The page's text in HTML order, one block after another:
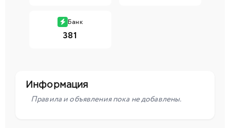
Банк
381
Информация
Правила и объявления пока не добавлены.